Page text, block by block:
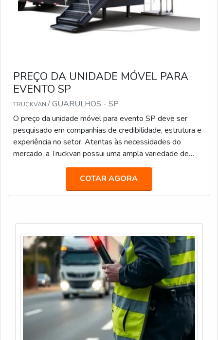
PREÇO DA UNIDADE MÓVEL PARA
EVENTO SP
TRUCKVAN / GUARULHOS - SP
O preço da unidade móvel para evento SP deve ser
pesquisado em companhias de credibilidade, estrutura e
experiência no setor. Atentas às necessidades do
mercado, a Truckvan possui uma ampla variedade de
unidades móveis prontas no seu portfólio de locação,
tais como: Veículos de Luxo para Transporte Executivo
(JetBus e JetVan); Food Truck; Diversas carretas,
Espaço VIP, Sala de Imprensa, e infinitas
COTAR AGORA